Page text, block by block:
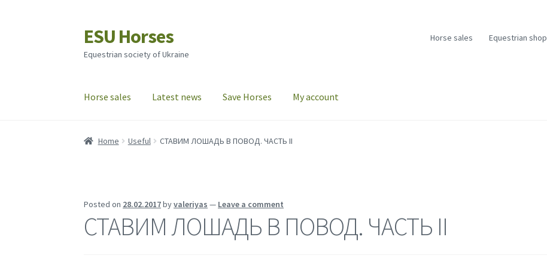
Skip
to
navigation
Skip
to
content
ESU Horses
Equestrian society of Ukraine
Horse sales Equestrian shop
Horse sales Latest news Save Horses My account
Home Useful СТАВИМ ЛОШАДЬ В ПОВОД. ЧАСТЬ II
Posted on 28.02.2017byvaleriyas — Leave a comment
СТАВИМ ЛОШАДЬ В ПОВОД. ЧАСТЬ II